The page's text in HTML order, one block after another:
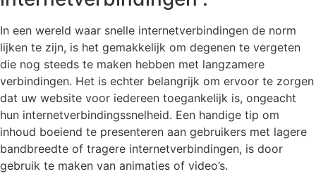
In een wereld waar snelle internetverbindingen de norm
lijken te zijn, is het gemakkelijk om degenen te vergeten
die nog steeds te maken hebben met langzamere
verbindingen. Het is echter belangrijk om ervoor te zorgen
dat uw website voor iedereen toegankelijk is, ongeacht
hun internetverbindingssnelheid. Een handige tip om
inhoud boeiend te presenteren aan gebruikers met lagere
bandbreedte of tragere internetverbindingen, is door
gebruik te maken van animaties of video’s.